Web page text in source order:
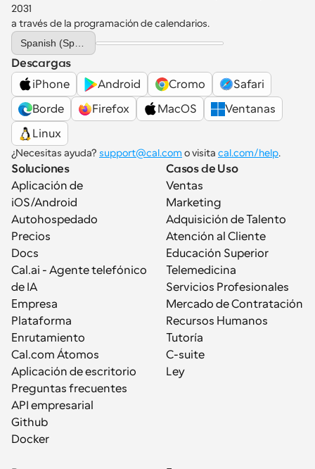
2031
a través de la programación de calendarios.
Select Language
Descargas
iPhone
Android Cromo
Safari
Borde
Firefox MacOS
Ventanas
Linux
¿Necesitas ayuda? support@cal.com o visita cal.com/help.
Soluciones
Aplicación de
iOS/Android
Autohospedado
Precios
Docs
Cal.ai - Agente telefónico
de IA
Empresa
Plataforma
Enrutamiento
Cal.com Átomos
Aplicación de escritorio
Preguntas frecuentes
API empresarial
Github
Docker
Casos de Uso
Ventas
Marketing
Adquisición de Talento
Atención al Cliente
Educación Superior
Telemedicina
Servicios Profesionales
Mercado de Contratación
Recursos Humanos
Tutoría
C-suite
Ley